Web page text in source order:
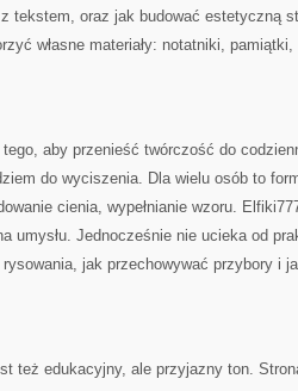
tekstem, oraz jak budować estetyczną
własne materiały: notatniki,
aby przenieść twórczość do
do wyciszenia. Dla wielu osób to
cienia, wypełnianie wzoru.
umysłu. Jednocześnie nie ucieka od
jak przechowywać przybory i
też edukacyjny, ale przyjazny ton.